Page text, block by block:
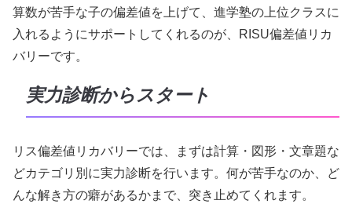
算数が苦手な子の偏差値を上げて、進学塾の上位クラスに
入れるようにサポートしてくれるのが、RISU偏差値リカ
バリーです。
実力診断からスタート
リス偏差値リカバリーでは、まずは計算・図形・文章題な
どカテゴリ別に実力診断を行います。何が苦手なのか、ど
んな解き方の癖があるかまで、突き止めてくれます。